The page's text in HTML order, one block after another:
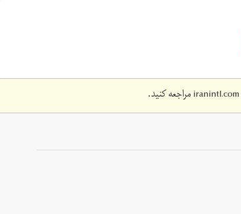
iranintl.comمراجعه کنید.